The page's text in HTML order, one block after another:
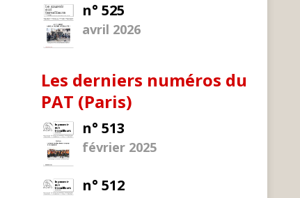
n° 525
avril 2026
Les derniers numéros du
PAT (Paris)
n° 513
février 2025
n° 512